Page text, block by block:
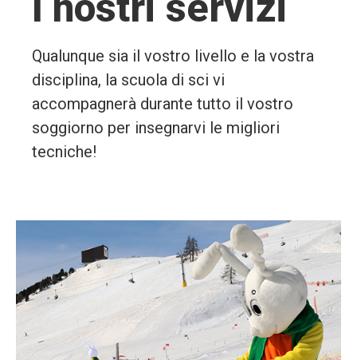
Qualunque sia il vostro livello e la vostra
disciplina, la scuola di sci vi
accompagnerà durante tutto il vostro
soggiorno per insegnarvi le migliori
tecniche!